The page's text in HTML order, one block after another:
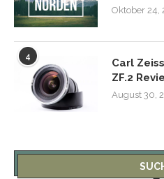
Oktober 24,
4
Carl
ZF.2
August 30,